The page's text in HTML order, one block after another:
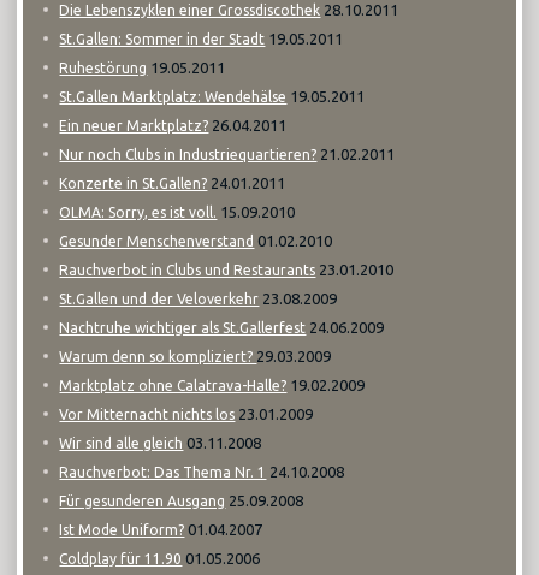
Die Lebenszyklen einer Grossdiscothek 28.10.2011
St.Gallen: Sommer in der Stadt 19.05.2011
Ruhestörung 19.05.2011
St.Gallen Marktplatz: Wendehälse 19.05.2011
Ein neuer Marktplatz? 26.04.2011
Nur noch Clubs in Industriequartieren? 21.02.2011
Konzerte in St.Gallen? 24.01.2011
OLMA: Sorry, es ist voll. 15.09.2010
Gesunder Menschenverstand 01.02.2010
Rauchverbot in Clubs und Restaurants 23.01.2010
St.Gallen und der Veloverkehr 23.08.2009
Nachtruhe wichtiger als St.Gallerfest 24.06.2009
Warum denn so kompliziert? 29.03.2009
Marktplatz ohne Calatrava-Halle? 19.02.2009
Vor Mitternacht nichts los 23.01.2009
Wir sind alle gleich 03.11.2008
Rauchverbot: Das Thema Nr. 1 24.10.2008
Für gesunderen Ausgang 25.09.2008
Ist Mode Uniform? 01.04.2007
Coldplay für 11.90 01.05.2006